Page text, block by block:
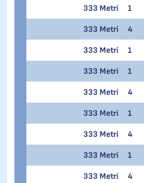
333 Metri 1
333 Metri 4
333 Metri 1
333 Metri 1
333 Metri 4
333 Metri 1
333 Metri 4
333 Metri 1
333 Metri 4